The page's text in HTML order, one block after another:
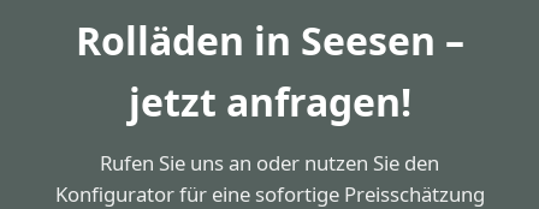
Rolläden in Seesen –
jetzt anfragen!
Rufen Sie uns an oder nutzen Sie den
Konfigurator für eine sofortige Preisschätzung